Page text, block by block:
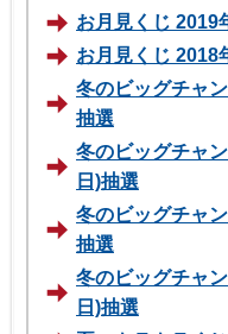
お月見くじ 2019
お月見くじ 2018
冬のビッグチャ
抽選
冬のビッグチャ
日)抽選
冬のビッグチャ
抽選
冬のビッグチャ
日)抽選